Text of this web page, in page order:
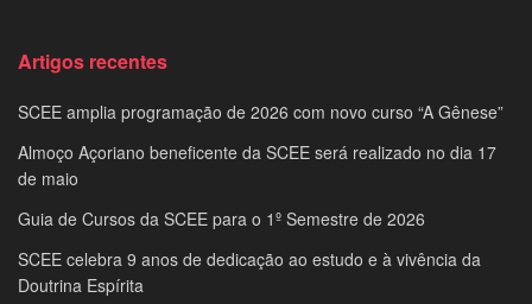
Artigos recentes
SCEE amplia programação de 2026 com novo curso “A Gênese”
Almoço Açoriano beneficente da SCEE será realizado no dia 17
de maio
Guia de Cursos da SCEE para o 1º Semestre de 2026
SCEE celebra 9 anos de dedicação ao estudo e à vivência da
Doutrina Espírita